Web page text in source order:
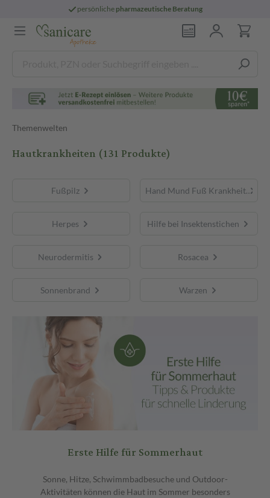
persönliche pharmazeutische Beratung
Themenwelten
Hautkrankheiten (131 Produkte)
Fußpilz Hand Mund Fuß Krankheit
Herpes Hilfe bei Insektenstichen
Neurodermitis Rosacea
Sonnenbrand Warzen
Erste Hilfe für Sommerhaut
Sonne, Hitze, Schwimmbadbesuche und Outdoor-
Aktivitäten können die Haut im Sommer besonders